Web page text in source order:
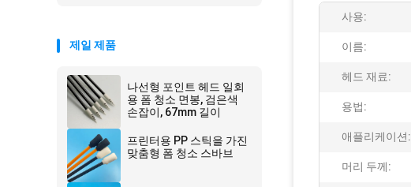
제일 제품
나선형 포인트 헤드 일회
용 폼 청소 면봉, 검은색
손잡이, 67mm 길이
프린터용 PP 스틱을 가진
맞춤형 폼 청소 스바브
사용:
이름:
헤드 재료:
용법:
애플리케이션:
머리 두께: